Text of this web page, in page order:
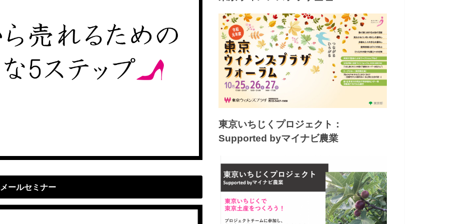
ールセミナー
東京いちじくプロジェクト：
Supported byマイナビ農業